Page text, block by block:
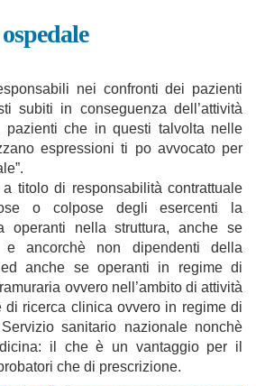
nei confronti dei pazienti
subiti in conseguenza dell’attività
pazienti che in questi talvolta nelle
espressioni ti po avvocato per
a titolo di responsabilità contrattuale
o colpose degli esercenti la
operanti nella struttura, anche se
ancorchè non dipendenti della
ed anche se operanti in regime di
ovvero nell’ambito di attività
di ricerca clinica ovvero in regime di
sanitario nazionale nonchè
il che è un vantaggio per il
che di prescrizione.